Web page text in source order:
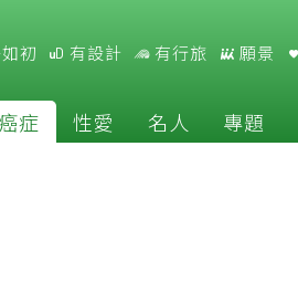
初 有設計 有行旅 願景
症 性愛 名人 專題